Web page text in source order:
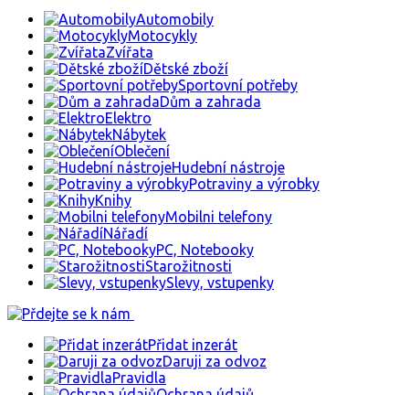
Automobily
Motocykly
Zvířata
Dětské zboží
Sportovní potřeby
Dům a zahrada
Elektro
Nábytek
Oblečení
Hudební nástroje
Potraviny a výrobky
Knihy
Mobilni telefony
Nářadí
PC, Notebooky
Starožitnosti
Slevy, vstupenky
Přidat inzerát
Daruji za odvoz
Pravidla